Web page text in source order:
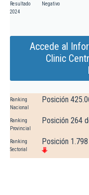
Resultado
2024
Negativo
Accede al
Clinic
Ranking
Nacional
Posición
Ranking
Provincial
Posición 264
Ranking
Sectorial
Posición